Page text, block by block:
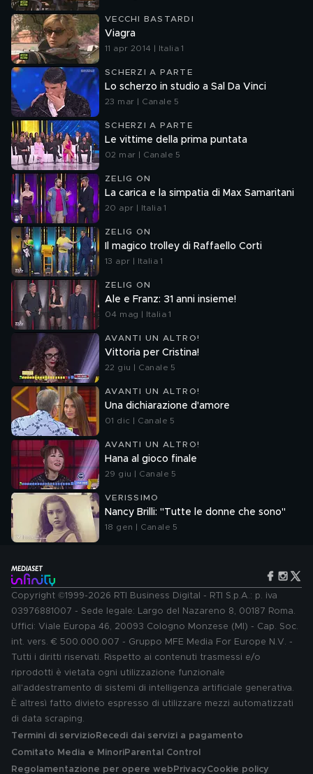
VECCHI BASTARDI
Viagra
11 apr 2014 | Italia 1
SCHERZI A PARTE
Lo scherzo in studio a Sal Da Vinci
23 mar | Canale 5
SCHERZI A PARTE
Le vittime della prima puntata
02 mar | Canale 5
ZELIG ON
La carica e la simpatia di Max Samaritani
20 apr | Italia 1
ZELIG ON
Il magico trolley di Raffaello Corti
13 apr | Italia 1
ZELIG ON
Ale e Franz: 31 anni insieme!
04 mag | Italia 1
AVANTI UN ALTRO!
Vittoria per Cristina!
22 giu | Canale 5
AVANTI UN ALTRO!
Una dichiarazione d'amore
01 dic | Canale 5
AVANTI UN ALTRO!
Hana al gioco finale
29 giu | Canale 5
VERISSIMO
Nancy Brilli: "Tutte le donne che sono"
18 gen | Canale 5
Copyright ©1999-2026 RTI Business Digital - RTI S.p.A.: p. iva
03976881007 - Sede legale: Largo del Nazareno 8, 00187 Roma.
Uffici: Viale Europa 46, 20093 Cologno Monzese (MI) - Cap. Soc.
int. vers. € 500.000.007 - Gruppo MFE Media For Europe N.V. -
Tutti i diritti riservati. Rispetto ai contenuti trasmessi e/o
riprodotti è vietata ogni utilizzazione funzionale
all'addestramento di sistemi di intelligenza artificiale generativa.
È altresì fatto divieto espresso di utilizzare mezzi automatizzati
di data scraping.
Termini di servizio Recedi dai servizi a pagamento
Comitato Media e MinoriParental Control
Regolamentazione per opere web PrivacyCookie policy